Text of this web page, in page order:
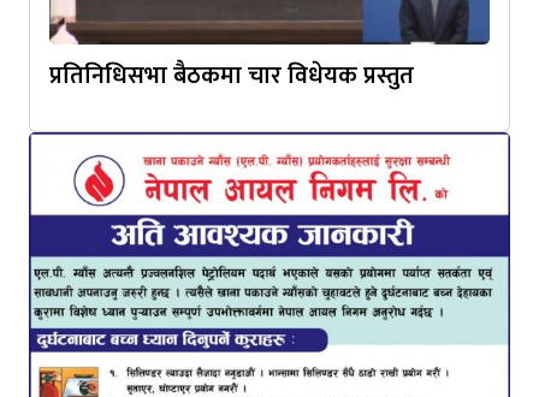
प्रतिनिधिसभा बैठकमा चार विधेयक प्रस्तुत